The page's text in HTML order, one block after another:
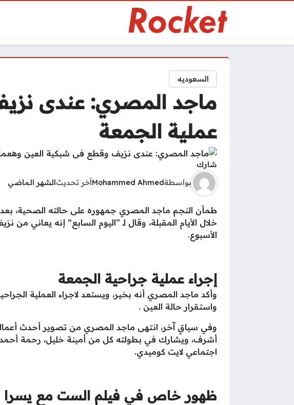
السعوديه
ماجد المصري: عندى
عملية الجمعة
شارك
بواسطةMohammed Ahmedآخر تحديثالشهر الماضي
طمأن النجم ماجد المصري جمهوره على حالته الصحية،
خلال الأيام المقبلة، وقال لـ “اليوم السابع” إنه يعاني
الأسبوع.
إجراء عملية جراحية الجمعة
وأكد ماجد المصري أنه بخير، ويستعد لاجراء العملية
واستقرار حالة العين .
وفي سياقٍ آخر، انتهى ماجد المصري من تصوير أحدث
أشرف، ويشارك في بطولته كل من أمينة خليل، رحمة أحمد،
اجتماعي لايت كوميدي.
ظهور خاص في فيلم الست مع يسرا